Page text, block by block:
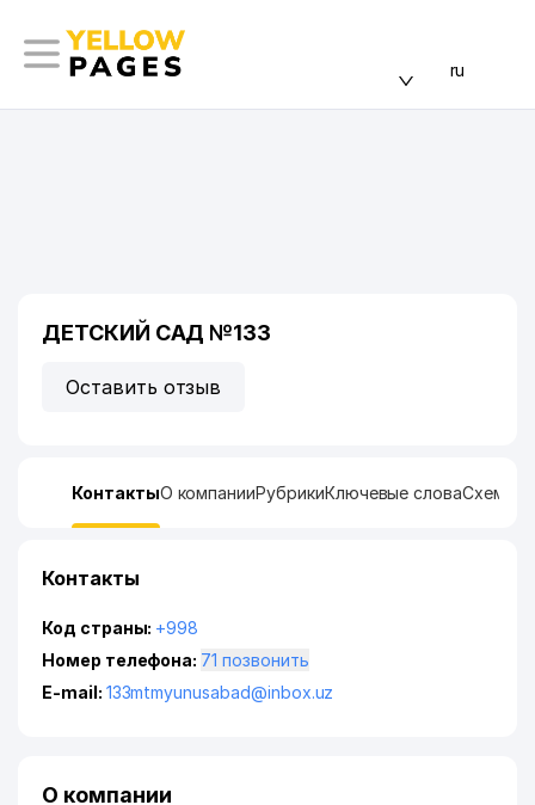
ru
ДЕТСКИЙ САД №133
Оставить отзыв
КонтактыО компанииРубрикиКлючевые словаСхема
Контакты
Код страны: +998
Номер телефона:
71 позвонить
E-mail: 133mtmyunusabad@inbox.uz
О компании